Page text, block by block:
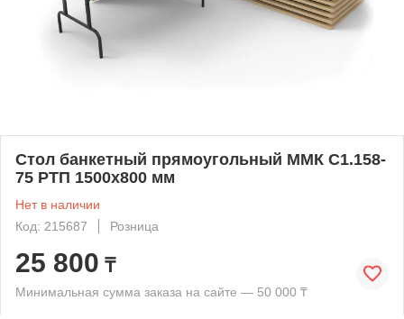
Стол банкетный прямоугольный ММК С1.158-
75 РТП 1500х800 мм
Нет в наличии
Код: 215687
Розница
25 800 ₸
Минимальная сумма заказа на сайте — 50 000 ₸